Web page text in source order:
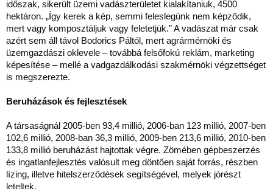
időszak, sikerült üzemi vadászterületet kialakítaniuk, 4500
hektáron. „Így kerek a kép, semmi feleslegünk nem képződik,
mert vagy komposztáljuk vagy feletetjük.” A vadászat már csak
azért sem áll távol Bodorics Páltól, mert agrármérnöki és
üzemgazdászi oklevele – továbbá felsőfokú reklám, marketing
képesítése – mellé a vadgazdálkodási szakmérnöki végzettséget
is megszerezte.
Beruházások és fejlesztések
A társaságnál 2005-ben 93,4 millió, 2006-ban 123 millió, 2007-ben
102,6 millió, 2008-ban 36,3 millió, 2009-ben 213,6 millió, 2010-ben
133,8 millió beruházást hajtottak végre. Zömében gépbeszerzés
és ingatlanfejlesztés valósult meg döntően saját forrás, részben
lízing, illetve hitelszerződések segítségével, melyek jórészt
leteltek.